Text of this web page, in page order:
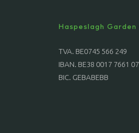
Haspeslagh
TVA. BE0745 566 249
IBAN. BE38 0017 7661
BIC. GEBABEBB